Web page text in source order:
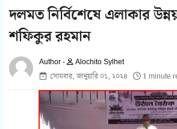
দলমত নির্বিশেষে এলাকার
শফিকুর রহমান
Alochito Sylhet
সোমবার, জানুয়ারি ০১, ২০২৪
1 minute